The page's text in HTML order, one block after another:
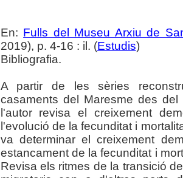
En: Fulls del Museu Arxiu de
2019), p. 4-16 : il. (Estudis)
Bibliografia.
A partir de les sèries
casaments del Maresme des
l'autor revisa el creixement
l'evolució de la fecunditat i
va determinar el creixement
estancament de la fecunditat i
Revisa els ritmes de la transició